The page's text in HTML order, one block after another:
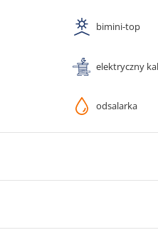
bimini-top
elektryczny
odsalarka